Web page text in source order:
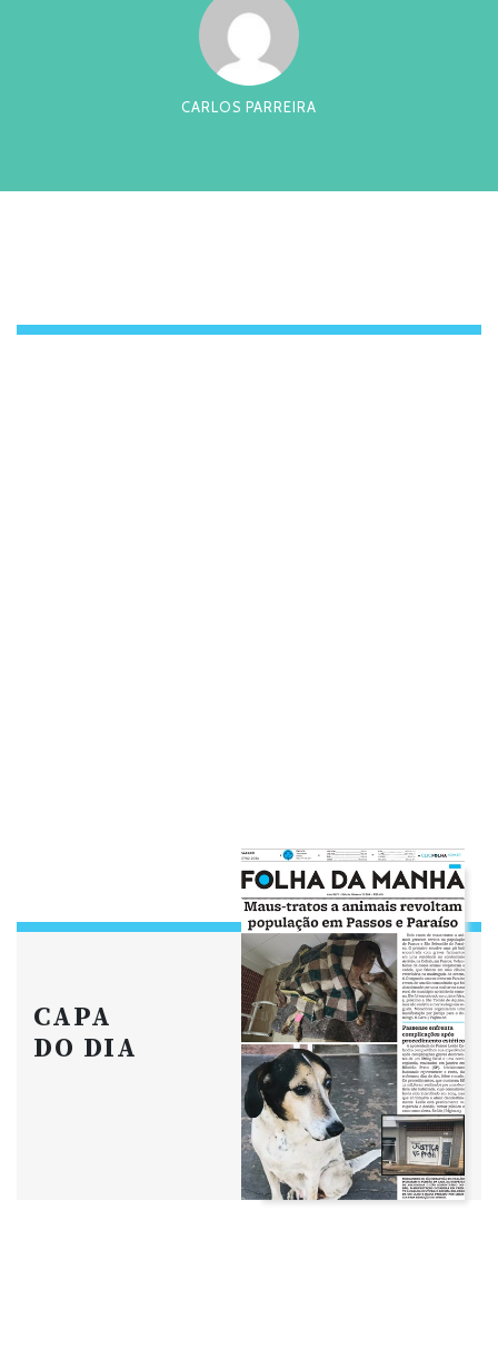
CARLOS PARREIRA
CAPA
DO DIA